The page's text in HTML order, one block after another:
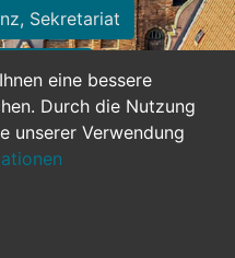
eine bessere
Durch die Nutzung
unserer Verwendung
Sekretariat
Ausbildung